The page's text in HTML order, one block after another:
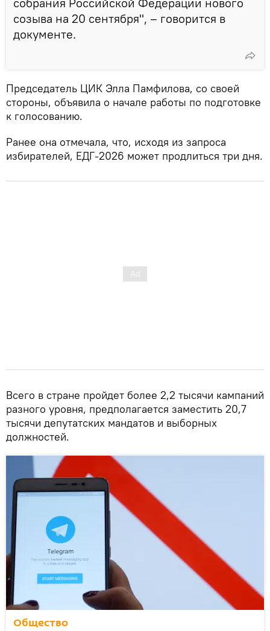
созыва на 20 сентября", – говорится в
документе.
Председатель ЦИК Элла Памфилова, со своей
стороны, объявила о начале работы по подготовке
к голосованию.
Ранее она отмечала, что, исходя из запроса
избирателей, ЕДГ-2026 может продлиться три дня.
Всего в стране пройдет более 2,2 тысячи кампаний
разного уровня, предполагается заместить 20,7
тысячи депутатских мандатов и выборных
должностей.
Общество